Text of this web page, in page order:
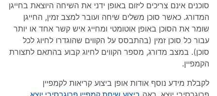
סוכנים אינם צריכים ליזום באופן ידני את השיחה היוצאת בחייגן
המדורג. כאשר סוכן משלים שיחה ועובר למצב זמין, החייגן
שומר את הסוכן באופן אוטומטי ומחייג איש קשר אחד או יותר
עבור כל סוכן זמין (בהתבסס על הקווים שהוגדרו לחיוג לכל
סוכן). במצב מדורג, מספר הקווים לחיוג קבוע בהתאם לתצורת
הקמפיין.
לקבלת מידע נוסף אודות אופן ביצוע קריאות לקמפיין